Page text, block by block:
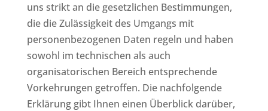
uns strikt an die gesetzlichen Bestimmungen,
die die Zulässigkeit des Umgangs mit
personenbezogenen Daten regeln und haben
sowohl im technischen als auch
organisatorischen Bereich entsprechende
Vorkehrungen getroffen. Die nachfolgende
Erklärung gibt Ihnen einen Überblick darüber,